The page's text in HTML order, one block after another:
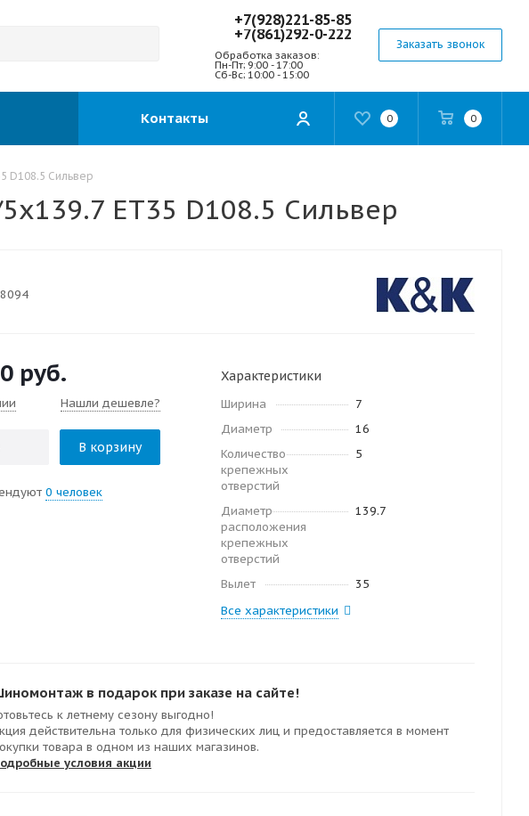
+7(928)221-85-85
+7(861)292-0-222
Обработка заказов:
Пн-Пт; 9:00 - 17:00
Сб-Вс; 10:00 - 15:00
Заказать звонок
0 0
Контакты
D108.5 Сильвер
ET35 D108.5 Сильвер
руб.
Нашли дешевле?
В корзину
0 человек
Характеристики
Ширина
7
Диаметр
16
Количество
крепежных
отверстий
5
Диаметр
расположения
крепежных
отверстий
139.7
Вылет
35
Все характеристики
в подарок при заказе на сайте!
к летнему сезону выгодно!
действительна только для физических лиц и предоставляется в момент
товара в одном из наших магазинов.
условия акции